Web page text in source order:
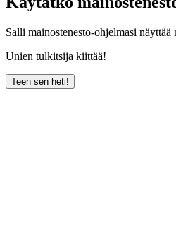
Salli mainostenesto-ohjelmasi
Unien tulkitsija kiittää!
Teen sen heti!